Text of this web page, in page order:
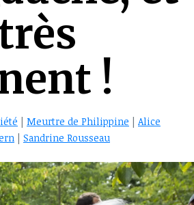
!
| Meurtre de Philippine | Alice
| Sandrine Rousseau